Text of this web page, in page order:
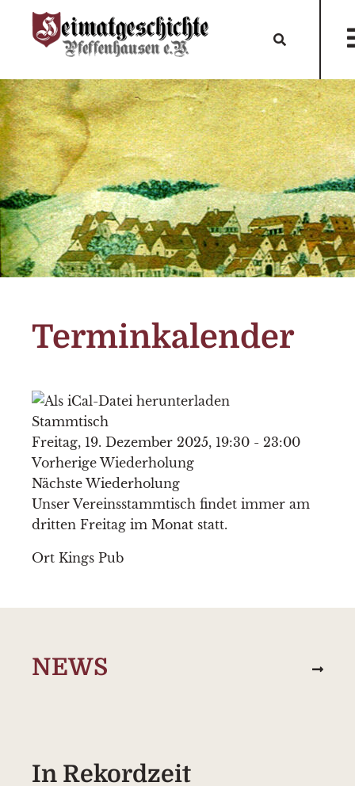
Terminkalender
Stammtisch
Freitag, 19. Dezember 2025, 19:30 - 23:00
Vorherige Wiederholung
Nächste Wiederholung
Unser Vereinsstammtisch findet immer am
dritten Freitag im Monat statt.
Ort Kings Pub
NEWS
In Rekordzeit